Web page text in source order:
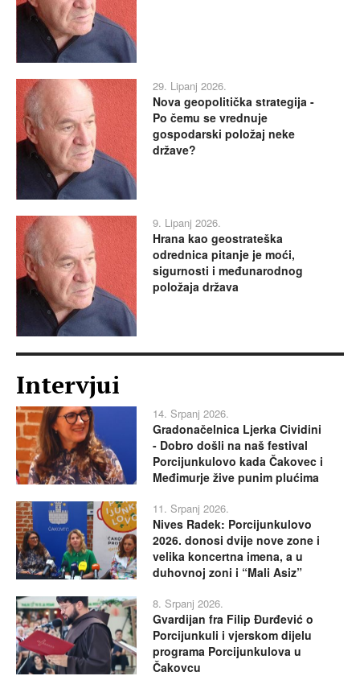
29. Lipanj 2026.
Nova geopolitička strategija -
Po čemu se vrednuje
gospodarski položaj neke
države?
9. Lipanj 2026.
Hrana kao geostrateška
odrednica pitanje je moći,
sigurnosti i međunarodnog
položaja država
Intervjui
14. Srpanj 2026.
Gradonačelnica Ljerka Cividini
- Dobro došli na naš festival
Porcijunkulovo kada Čakovec i
Međimurje žive punim plućima
11. Srpanj 2026.
Nives Radek: Porcijunkulovo
2026. donosi dvije nove zone i
velika koncertna imena, a u
duhovnoj zoni i “Mali Asiz”
8. Srpanj 2026.
Gvardijan fra Filip Đurđević o
Porcijunkuli i vjerskom dijelu
programa Porcijunkulova u
Čakovcu